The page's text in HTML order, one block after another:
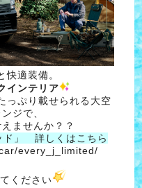
快適装備。
インテリア
っぷり載せられる大空
ジで、
ませんか？？
ド」 詳しくはこちら
every_j_limited/
ください